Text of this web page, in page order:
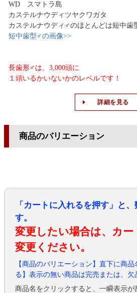
WD スマトラ島
カステルナウディツヤクワガタ
カステルナウディ♂のほとんどは短中歯
短中歯型♂の画像>>
長歯形♂は、3,000頭に
１頭いるかいないかのレベルです！
詳細を見る
商品のバリエーション
「カートに入れるを押す」と
す。
変更したい場合は、カ
変更ください。
【商品のバリエーション】直下に商
る】表示の無い商品は完売または、欠
商品名をクリックすると、一瞬表示が